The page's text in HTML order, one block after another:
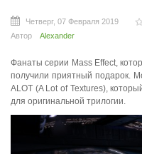
Четверг, 07 Февраля 2019
Автор
Alexander
Фанаты серии Mass Effect,
получили приятный подарок.
ALOT (A Lot of Textures),
для оригинальной трилогии.